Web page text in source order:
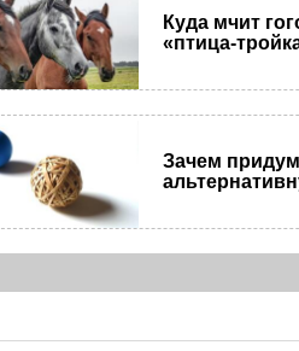
Куда мчит
«птица-
Зачем